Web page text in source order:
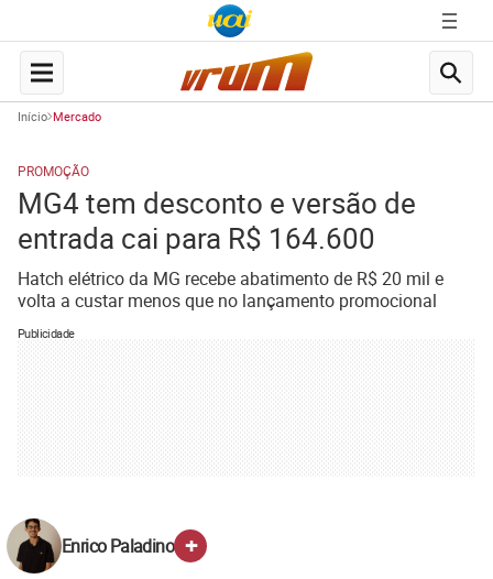
Início Mercado
PROMOÇÃO
MG4 tem desconto e versão de
entrada cai para R$ 164.600
Hatch elétrico da MG recebe abatimento de R$ 20 mil e
volta a custar menos que no lançamento promocional
Publicidade
Enrico Paladino +